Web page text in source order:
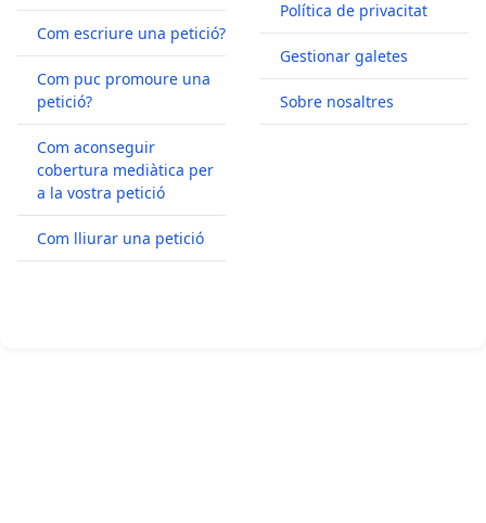
Com escriure una petició?
Com puc promoure una
petició?
Com aconseguir
cobertura mediàtica per
a la vostra petició
Com lliurar una petició
Política de privacitat
Gestionar galetes
Sobre nosaltres